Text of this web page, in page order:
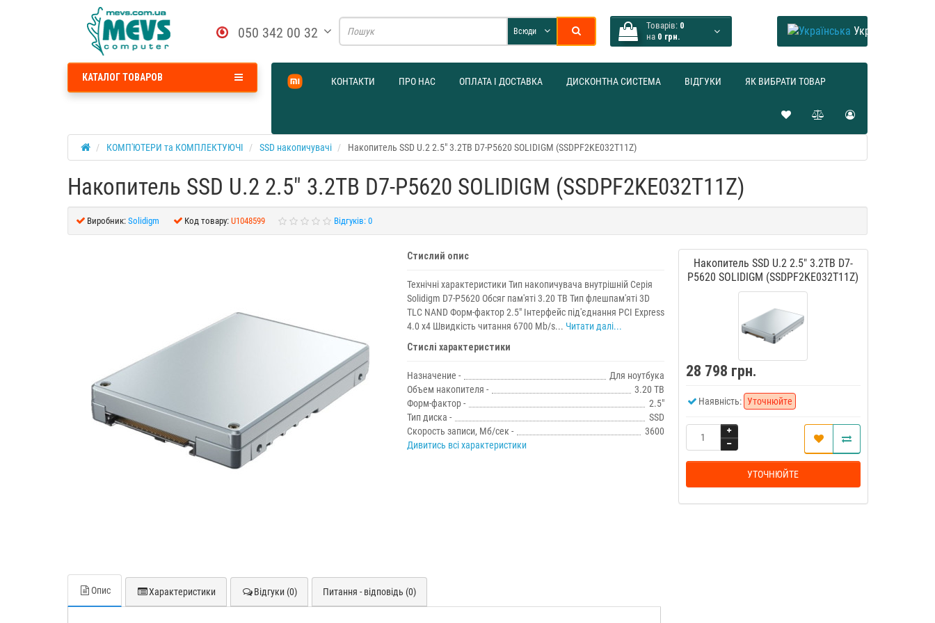
050 342 00 32 Товарів: 0
на 0 грн.
Всюди Українська
КОНТАКТИ ПРО НАС ОПЛАТА І ДОСТАВКА ДИСКОНТНА СИСТЕМА ВІДГУКИ ЯК ВИБРАТИ ТОВАР
КАТАЛОГ ТОВАРОВ
КОМП'ЮТЕРИ та КОМПЛЕКТУЮЧІ SSD накопичувачі Накопитель SSD U.2 2.5" 3.2TB D7-P5620 SOLIDIGM (SSDPF2KE032T11Z)
Накопитель SSD U.2 2.5" 3.2TB D7-P5620 SOLIDIGM (SSDPF2KE032T11Z)
Виробник: Solidigm Код товару: U1048599 Відгуків: 0
Стислий опис
Технічні характеристики Тип накопичувача внутрішній Серія
Solidigm D7-P5620 Обсяг пам'яті 3.20 TB Тип флешпам'яті 3D
TLC NAND Форм-фактор 2.5" Інтерфейс під'єднання PCI Express
4.0 x4 Швидкість читання 6700 Mb/s... Читати далі...
Стислі характеристики
Назначение -
Для ноутбука
Объем накопителя -
3.20 TB
Форм-фактор -
2.5"
Тип диска -
SSD
Скорость записи, Мб/сек -
3600
Дивитись всі характеристики
Накопитель SSD U.2 2.5" 3.2TB D7-
P5620 SOLIDIGM (SSDPF2KE032T11Z)
28 798 грн.
Наявність: Уточнюйте
УТОЧНЮЙТЕ
Опис Характеристики Відгуки (0) Питання - відповідь (0)